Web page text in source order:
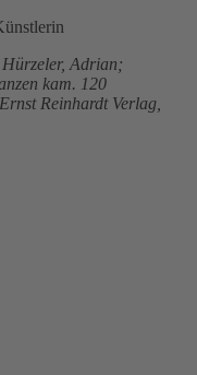
Adrian;
kam. 120
Reinhardt Verlag,